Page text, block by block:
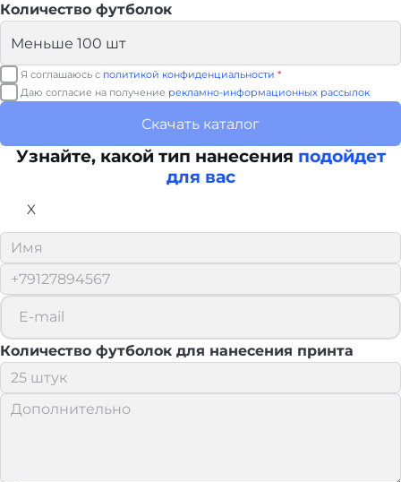
Количество футболок
Я соглашаюсь с политикой конфиденциальности *
Даю согласие на получение рекламно-информационных рассылок
Скачать каталог
Узнайте, какой тип нанесения подойдет
для вас
X
Количество футболок для нанесения принта